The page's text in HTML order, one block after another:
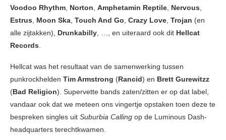
Voodoo Rhythm, Norton, Amphetamin Reptile, Nervous,
Estrus, Moon Ska, Touch And Go, Crazy Love, Trojan (en
alle zijtakken), Drunkabilly, …, en uiteraard ook dit Hellcat
Records.
Hellcat was het resultaat van de samenwerking tussen
punkrockhelden Tim Armstrong (Rancid) en Brett Gurewitzz
(Bad Religion). Supervette bands zaten/zitten er op dat label,
vandaar ook dat we meteen ons vingertje opstaken toen deze te
bespreken singles uit Suburbia Calling op de Luminous Dash-
headquarters terechtkwamen.